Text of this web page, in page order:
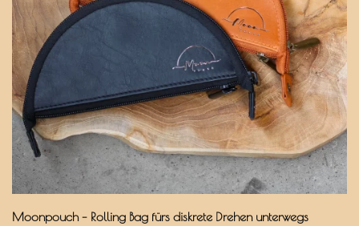
Moonpouch – Rolling Bag fürs diskrete Drehen unterwegs